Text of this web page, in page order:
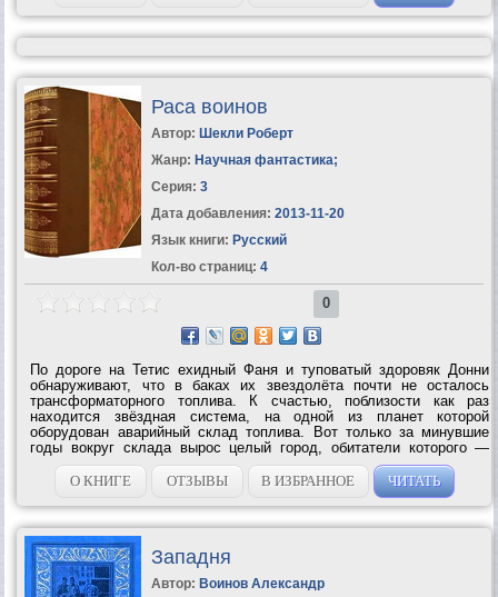
Раса воинов
Автор: Шекли Роберт
Жанр: Научная фантастика;
Серия: 3
Дата добавления: 2013-11-20
Язык книги: Русский
Кол-во страниц: 4
0
По дороге на Тетис ехидный Фаня и туповатый здоровяк Донни
обнаруживают, что в баках их звездолёта почти не осталось
трансформаторного топлива. К счастью, поблизости как раз
находится звёздная система, на одной из планет которой
оборудован аварийный склад топлива. Вот только за минувшие
годы вокруг склада вырос целый город, обитатели которого —
воители, покорившие всю планету. И вооружённые бластерами
звездолётчики оказываются в...
О КНИГЕ ОТЗЫВЫ В ИЗБРАННОЕ ЧИТАТЬ
Западня
Автор: Воинов Александр